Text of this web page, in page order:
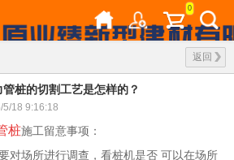
0
返回
桩的切割工艺是怎样的？
5/18 9:16:18
桩施工留意事项：
对场所进行调查，看桩机是否 可以在场所